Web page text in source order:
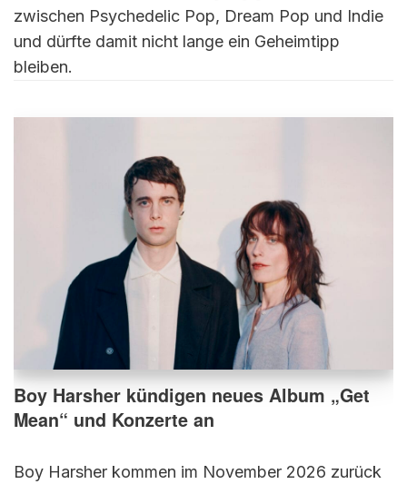
zwischen Psychedelic Pop, Dream Pop und Indie
und dürfte damit nicht lange ein Geheimtipp
bleiben.
Boy Harsher kündigen neues Album „Get
Mean“ und Konzerte an
Boy Harsher kommen im November 2026 zurück